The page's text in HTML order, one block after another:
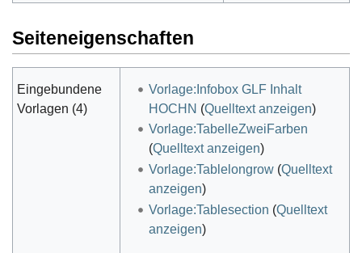
Seiteneigenschaften
Eingebundene
Vorlagen (4)
Vorlage:Infobox GLF Inhalt
HOCHN (Quelltext anzeigen)
Vorlage:TabelleZweiFarben
(Quelltext anzeigen)
Vorlage:Tablelongrow(Quelltext
anzeigen)
Vorlage:Tablesection (Quelltext
anzeigen)